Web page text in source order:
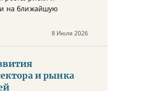
на ближайшую
8 Июля 2026
и рынка